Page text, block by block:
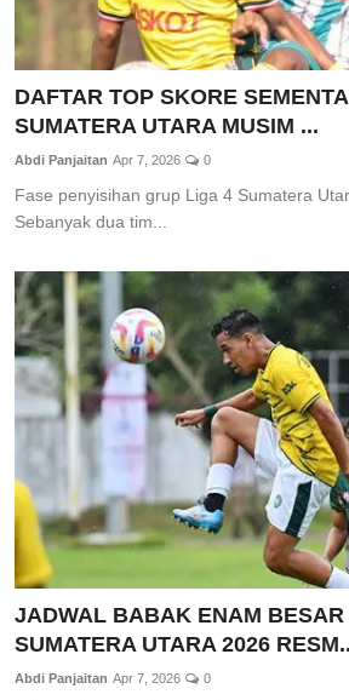
DAFTAR TOP SKORE
SUMATERA UTARA MUSIM ...
Abdi Panjaitan Apr 7, 2026 0
Fase penyisihan grup Liga 4 Sumatera
Sebanyak dua tim...
JADWAL BABAK ENAM BESAR
SUMATERA UTARA 2026
Abdi Panjaitan Apr 7, 2026 0